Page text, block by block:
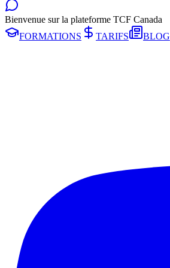
Bienvenue sur la plateforme TCF Canada
FORMATIONS
TARIFS BLOG